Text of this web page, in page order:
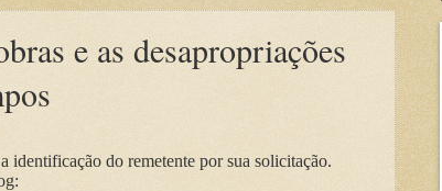
e as desapropriações
do remetente por sua solicitação.